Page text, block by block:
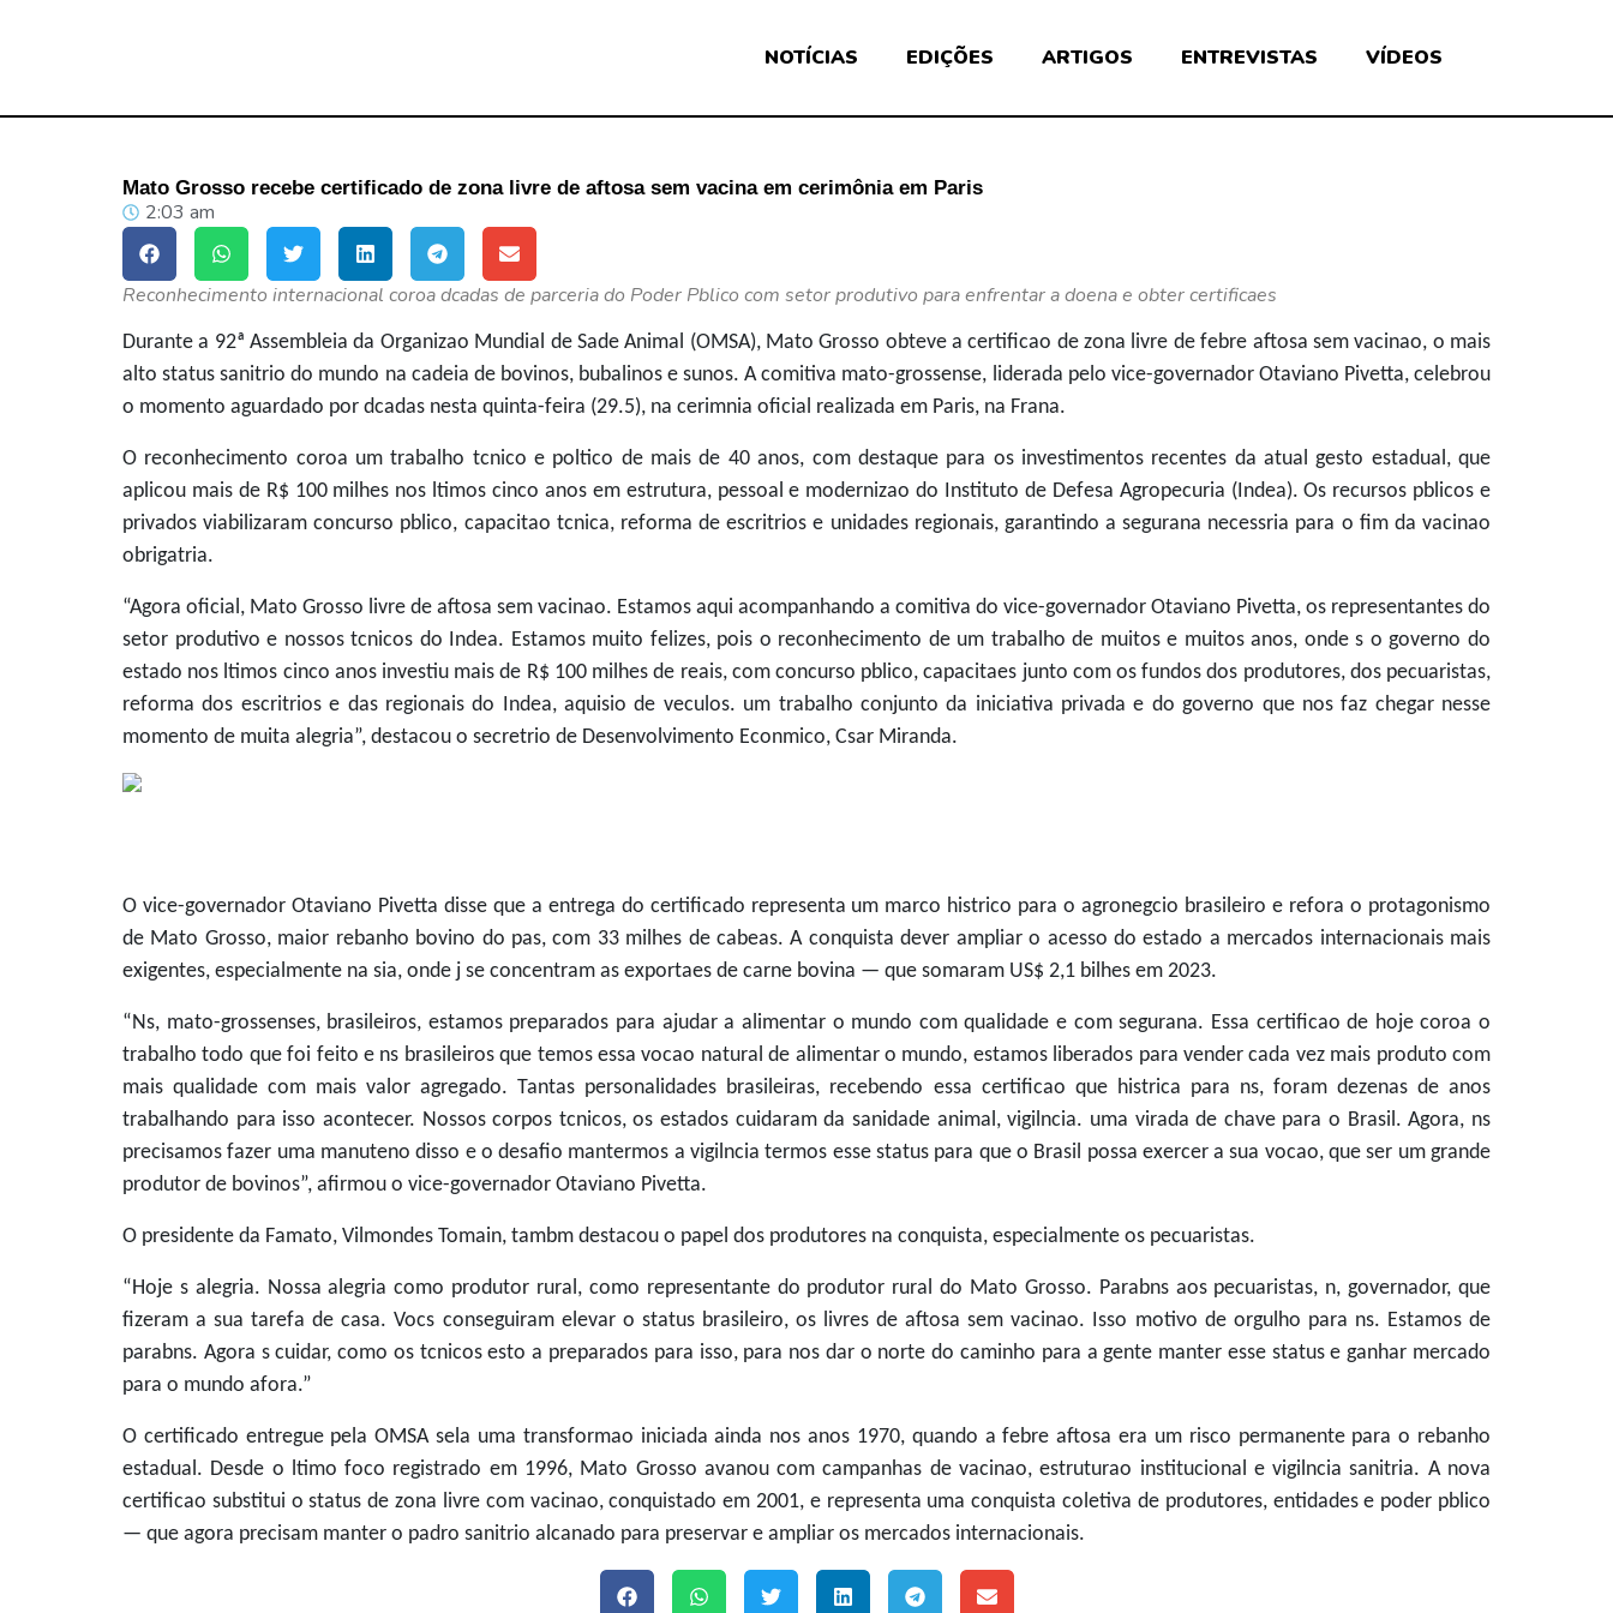
NOTÍCIAS EDIÇÕES ARTIGOS ENTREVISTAS VÍDEOS
Mato Grosso recebe certificado de zona livre de aftosa sem vacina em cerimônia em Paris
2:03 am
Reconhecimento internacional coroa dcadas de parceria do Poder Pblico com setor produtivo para enfrentar a doena e obter certificaes
Durante a 92ª Assembleia da Organizao Mundial de Sade Animal (OMSA), Mato Grosso obteve a certificao de zona livre de febre aftosa sem vacinao, o mais
alto status sanitrio do mundo na cadeia de bovinos, bubalinos e sunos. A comitiva mato-grossense, liderada pelo vice-governador Otaviano Pivetta, celebrou
o momento aguardado por dcadas nesta quinta-feira (29.5), na cerimnia oficial realizada em Paris, na Frana.
O reconhecimento coroa um trabalho tcnico e poltico de mais de 40 anos, com destaque para os investimentos recentes da atual gesto estadual, que
aplicou mais de R$ 100 milhes nos ltimos cinco anos em estrutura, pessoal e modernizao do Instituto de Defesa Agropecuria (Indea). Os recursos pblicos e
privados viabilizaram concurso pblico, capacitao tcnica, reforma de escritrios e unidades regionais, garantindo a segurana necessria para o fim da vacinao
obrigatria.
“Agora oficial, Mato Grosso livre de aftosa sem vacinao. Estamos aqui acompanhando a comitiva do vice-governador Otaviano Pivetta, os representantes do
setor produtivo e nossos tcnicos do Indea. Estamos muito felizes, pois o reconhecimento de um trabalho de muitos e muitos anos, onde s o governo do
estado nos ltimos cinco anos investiu mais de R$ 100 milhes de reais, com concurso pblico, capacitaes junto com os fundos dos produtores, dos pecuaristas,
reforma dos escritrios e das regionais do Indea, aquisio de veculos. um trabalho conjunto da iniciativa privada e do governo que nos faz chegar nesse
momento de muita alegria”, destacou o secretrio de Desenvolvimento Econmico, Csar Miranda.
O vice-governador Otaviano Pivetta disse que a entrega do certificado representa um marco histrico para o agronegcio brasileiro e refora o protagonismo
de Mato Grosso, maior rebanho bovino do pas, com 33 milhes de cabeas. A conquista dever ampliar o acesso do estado a mercados internacionais mais
exigentes, especialmente na sia, onde j se concentram as exportaes de carne bovina — que somaram US$ 2,1 bilhes em 2023.
“Ns, mato-grossenses, brasileiros, estamos preparados para ajudar a alimentar o mundo com qualidade e com segurana. Essa certificao de hoje coroa o
trabalho todo que foi feito e ns brasileiros que temos essa vocao natural de alimentar o mundo, estamos liberados para vender cada vez mais produto com
mais qualidade com mais valor agregado. Tantas personalidades brasileiras, recebendo essa certificao que histrica para ns, foram dezenas de anos
trabalhando para isso acontecer. Nossos corpos tcnicos, os estados cuidaram da sanidade animal, vigilncia. uma virada de chave para o Brasil. Agora, ns
precisamos fazer uma manuteno disso e o desafio mantermos a vigilncia termos esse status para que o Brasil possa exercer a sua vocao, que ser um grande
produtor de bovinos”, afirmou o vice-governador Otaviano Pivetta.
O presidente da Famato, Vilmondes Tomain, tambm destacou o papel dos produtores na conquista, especialmente os pecuaristas.
“Hoje s alegria. Nossa alegria como produtor rural, como representante do produtor rural do Mato Grosso. Parabns aos pecuaristas, n, governador, que
fizeram a sua tarefa de casa. Vocs conseguiram elevar o status brasileiro, os livres de aftosa sem vacinao. Isso motivo de orgulho para ns. Estamos de
parabns. Agora s cuidar, como os tcnicos esto a preparados para isso, para nos dar o norte do caminho para a gente manter esse status e ganhar mercado
para o mundo afora.”
O certificado entregue pela OMSA sela uma transformao iniciada ainda nos anos 1970, quando a febre aftosa era um risco permanente para o rebanho
estadual. Desde o ltimo foco registrado em 1996, Mato Grosso avanou com campanhas de vacinao, estruturao institucional e vigilncia sanitria. A nova
certificao substitui o status de zona livre com vacinao, conquistado em 2001, e representa uma conquista coletiva de produtores, entidades e poder pblico
— que agora precisam manter o padro sanitrio alcanado para preservar e ampliar os mercados internacionais.